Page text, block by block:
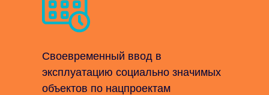
Своевременный ввод в
эксплуатацию социально значимых
объектов по нацпроектам